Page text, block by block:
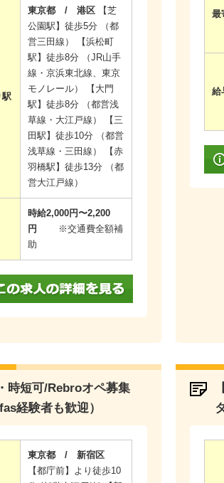
駅
東京都 / 港区 【芝
公園駅】徒歩5分 （都
営三田線） 【浜松町
駅】徒歩8分 （JR山手
線・京浜東北線、東京
モノレール） 【大門
駅】徒歩8分 （都営浅
草線・大江戸線） 【三
田駅】徒歩10分 （都営
浅草線・三田線） 【赤
羽橋駅】徒歩13分 （都
営大江戸線）
時給2,000円〜2,200
円
※交通費全額補
助
最
給
時短可/Rebroオペ募集
経験者も歓迎）
東京都 / 新宿区
【都庁前】より徒歩10